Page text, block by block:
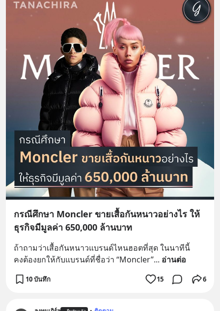
กรณีศึกษา Moncler ขายเสื้อกันหนาวอย่างไร ให้
ธุรกิจมีมูลค่า 650,000 ล้านบาท
ถ้าถามว่าเสื้อกันหนาวแบรนด์ไหนฮอตที่สุด ในนาทีนี้
คงต้องยกให้กับแบรนด์ที่ชื่อว่า “Moncler”... อ่านต่อ
10 บันทึก 15 6